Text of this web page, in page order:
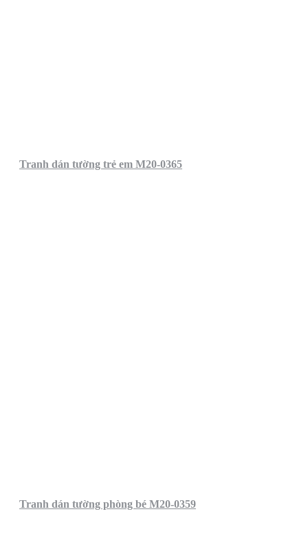
Tranh dán tường trẻ em M20-0365
Tranh dán tường phòng bé M20-0359